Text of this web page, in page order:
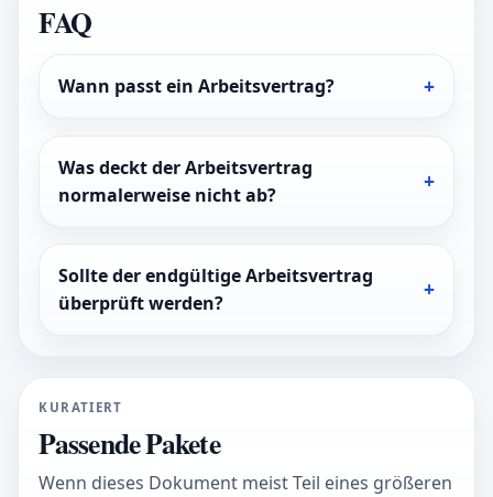
FAQ
Wann passt ein Arbeitsvertrag?
Was deckt der Arbeitsvertrag
normalerweise nicht ab?
Sollte der endgültige Arbeitsvertrag
überprüft werden?
KURATIERT
Passende Pakete
Wenn dieses Dokument meist Teil eines größeren